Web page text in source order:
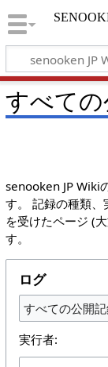
すべて
senooken JP Wiki
す。 記録の種類
を受けたページ (
す。
ログ
すべての公開
実行者: